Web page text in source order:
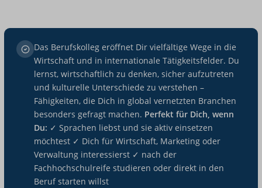
Das Berufskolleg eröffnet Dir vielfältige Wege in die
Wirtschaft und in internationale Tätigkeitsfelder. Du
lernst, wirtschaftlich zu denken, sicher aufzutreten
und kulturelle Unterschiede zu verstehen –
Fähigkeiten, die Dich in global vernetzten Branchen
besonders gefragt machen. Perfekt für Dich, wenn
Du: ✓ Sprachen liebst und sie aktiv einsetzen
möchtest ✓ Dich für Wirtschaft, Marketing oder
Verwaltung interessierst ✓ nach der
Fachhochschulreife studieren oder direkt in den
Beruf starten willst